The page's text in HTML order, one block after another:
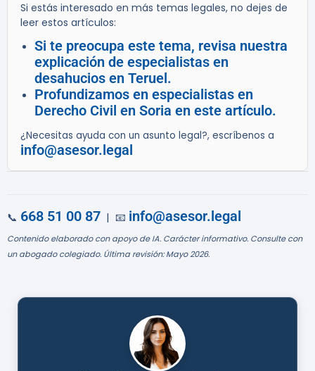
Si estás interesado en más temas legales, no dejes de
leer estos artículos:
Si te preocupa este tema, revisa nuestra
explicación de especialistas en
desahucios en Teruel.
Profundizamos en especialistas en
Derecho Civil en Soria en este artículo.
¿Necesitas ayuda con un asunto legal?, escríbenos a
info@asesor.legal
📞 668 51 00 87 | 📧 info@asesor.legal
Contenido elaborado con apoyo de IA. Carácter informativo. Consulte con
un abogado colegiado. Última revisión: Mayo 2026.